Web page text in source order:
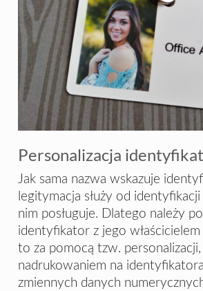
Personalizacja
Jak sama nazwa wskazuje
legitymacja służy od
nim posługuje. Dlatego należy
identyfikator z jego
to za pomocą tzw. personalizacji,
nadrukowaniem na
zmiennych danych